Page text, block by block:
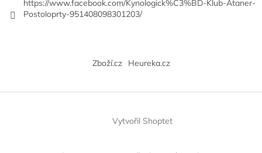
https://www.facebook.com/Kynologick%C3%BD-Klub-Ataner-
Postoloprty-951408098301203/
Zboží.cz Heureka.cz
Vytvořil Shoptet